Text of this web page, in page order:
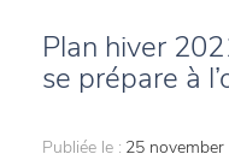
Plan hiver
se prépare à
Publiée le : 25 november